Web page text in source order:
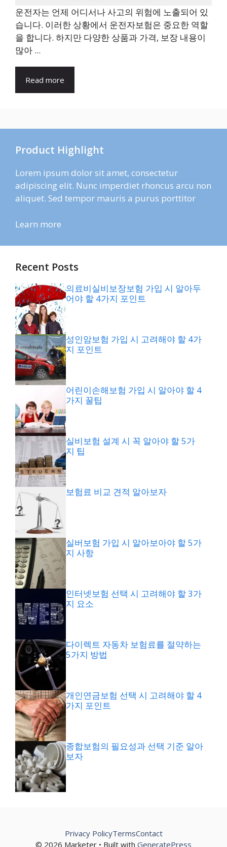
운전자는 언제 어디서나 사고의 위험에 노출되어 있
습니다. 이러한 상황에서 운전자보험은 중요한 역할
을 합니다. 하지만 다양한 상품과 가격, 보장 내용이
많아 ...
Read more
Product Highlight
Lorem ipsum dolor sit amet, consectetur
adipiscing elit. Nunc imperdiet rhoncus arcu non
aliquet. Sed tempor mauris a purus porttitor
Learn more
Recent Posts
의료비실비보장보험 가입 시 알아두
어야 할 4가지 포인트
성인암보험 가입 시 고려해야 할 4가
지 포인트
어린이손해보험 가입 시 알아야 할 4
가지 꿀팁
실비보험 설계 시 꼭 알아야 할 5가
지 팁
보험료 비교 견적 알아보자
실버보험 가입 시 알아보아야 할 5가
지 사항
인터넷보험 선택 시 고려해야 할 3가
지 요소
다이렉트 자동차 보험료를 절약하는
5가지 방법
개인연금보험 선택 시 고려해야 할 4
가지 포인트
종합보험의 필요성과 선택 기준 알아
보자
© 2026 Marketer • Built with GeneratePress
Privacy PolicyTermsContact